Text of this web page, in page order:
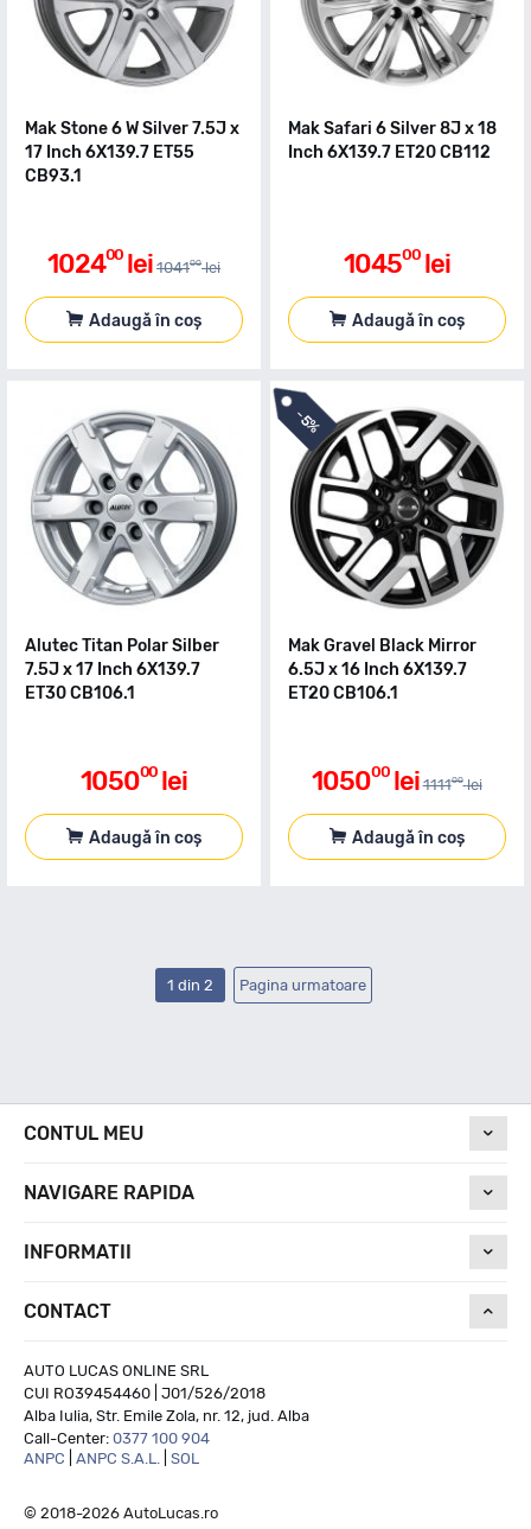
Mak Stone 6 W Silver 7.5J x
17 Inch 6X139.7 ET55
CB93.1
102400 lei 104100 lei
Adaugă în coș
Mak Safari 6 Silver 8J x 18
Inch 6X139.7 ET20 CB112
104500 lei
Adaugă în coș
Alutec Titan Polar Silber
7.5J x 17 Inch 6X139.7
ET30 CB106.1
105000 lei
Adaugă în coș
-
5%
Mak Gravel Black Mirror
6.5J x 16 Inch 6X139.7
ET20 CB106.1
105000 lei 111100 lei
Adaugă în coș
1 din 2 Pagina urmatoare
CONTUL MEU
NAVIGARE RAPIDA
INFORMATII
CONTACT
AUTO LUCAS ONLINE SRL
CUI RO39454460 | J01/526/2018
Alba Iulia, Str. Emile Zola, nr. 12, jud. Alba
Call-Center: 0377 100 904
ANPC
ANPC S.A.L. SOL
© 2018-2026 AutoLucas.ro